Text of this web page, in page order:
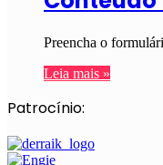
Preencha o
Leia mais »
Patrocínio: